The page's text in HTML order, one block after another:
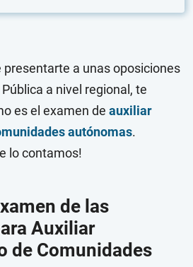
presentarte a unas oposiciones
a nivel regional, te
es el examen de auxiliar
autónomas.
lo contamos!
de las
Auxiliar
de Comunidades